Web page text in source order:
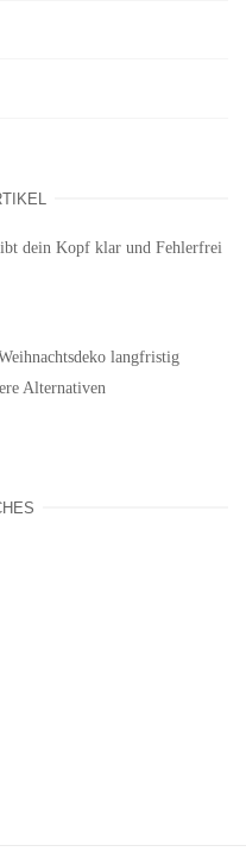
dein Kopf klar und Fehlerfrei
langfristig
Alternativen